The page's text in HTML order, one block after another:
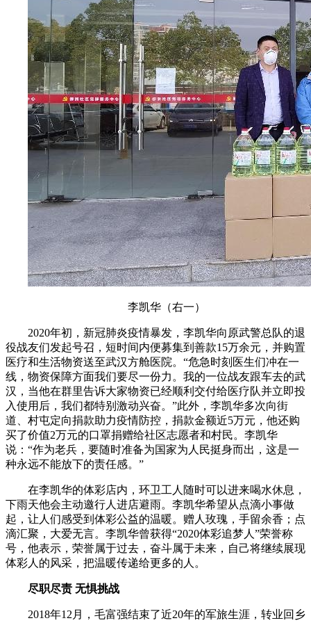
李凯华（右一）
2020年初，新冠肺炎疫情暴发，李凯华向原武警总队的退
役战友们发起号召，短时间内便募集到善款15万余元，并购置
医疗和生活物资送至武汉方舱医院。“危急时刻医生们冲在一
线，物资保障方面我们要尽一份力。我的一位战友跟车去的武
汉，当他在群里告诉大家物资已经顺利交付给医疗队并立即投
入使用后，我们都特别激动兴奋。”此外，李凯华多次向街
道、村屯定向捐款助力疫情防控，捐款金额近5万元，他还购
买了价值2万元的口罩捐赠给社区志愿者和村民。李凯华
说：“作为老兵，要随时准备为国家为人民挺身而出，这是一
种永远不能放下的责任感。”
在李凯华的体彩店内，环卫工人随时可以进来喝水休息，
下雨天他会主动邀行人进店避雨。李凯华希望从点滴小事做
起，让人们感受到体彩公益的温暖。赠人玫瑰，手留余香；点
滴汇聚，大爱无言。李凯华曾获得“2020体彩追梦人”荣誉称
号，他表示，荣誉属于过去，奋斗属于未来，自己将继续展现
体彩人的风采，把温暖传递给更多的人。
尽职尽责 无惧挑战
2018年12月，毛富强结束了近20年的军旅生涯，转业回乡